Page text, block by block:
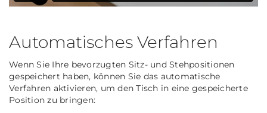
Automatisches Verfahren
Wenn Sie Ihre bevorzugten Sitz- und Stehpositionen
gespeichert haben, können Sie das automatische
Verfahren aktivieren, um den Tisch in eine gespeicherte
Position zu bringen: